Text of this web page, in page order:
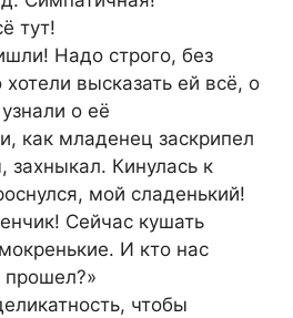
тут!
Надо строго, без
высказать ей всё, о
о её
как младенец заскрипел
захныкал. Кинулась к
мой сладенький!
Сейчас кушать
И кто нас
чтобы